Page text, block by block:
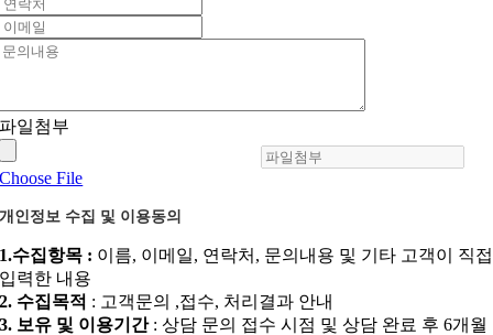
파일첨부
Choose File
개인정보 수집 및 이용동의
1.수집항목 : 이름, 이메일, 연락처, 문의내용 및 기타 고객이 직접
입력한 내용
2. 수집목적 : 고객문의 ,접수, 처리결과 안내
3. 보유 및 이용기간: 상담 문의 접수 시점 및 상담 완료 후 6개월